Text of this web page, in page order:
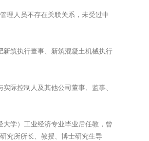
理人员不存在关联关系，未受过中
筑执行董事、新筑混凝土机械执行
际控制人及其他公司董事、监事、
学）工业经济专业毕业后任教，曾
究所所长、教授、博士研究生导